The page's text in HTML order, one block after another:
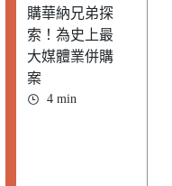
購華納兄弟探
索！為史上最
大媒體業併購
案
4 min